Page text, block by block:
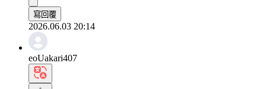
寫回覆
2026.06.03 20:14
eoUakari407